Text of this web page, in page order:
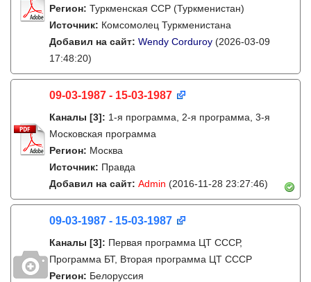
Регион: Туркменская ССР (Туркменистан)
Источник: Комсомолец Туркменистана
Добавил на сайт: Wendy Corduroy (2026-03-09
17:48:20)
09-03-1987 - 15-03-1987
Каналы [3]: 1-я программа, 2-я программа, 3-я
Московская программа
Регион: Москва
Источник: Правда
Добавил на сайт: Admin (2016-11-28 23:27:46)
09-03-1987 - 15-03-1987
Каналы [3]: Первая программа ЦТ СССР,
Программа БТ, Вторая программа ЦТ СССР
Регион: Белоруссия